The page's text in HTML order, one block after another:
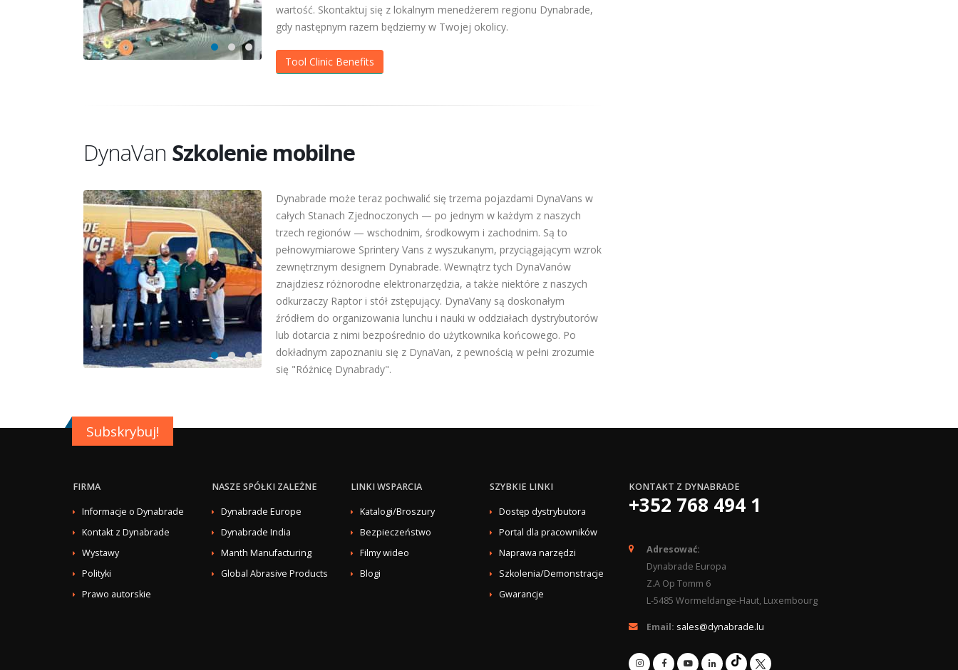
wartość. Skontaktuj się z lokalnym menedżerem regionu Dynabrade,
gdy następnym razem będziemy w Twojej okolicy.
Tool Clinic Benefits
DynaVan Szkolenie mobilne
Dynabrade może teraz pochwalić się trzema pojazdami DynaVans w
całych Stanach Zjednoczonych — po jednym w każdym z naszych
trzech regionów — wschodnim, środkowym i zachodnim. Są to
pełnowymiarowe Sprintery Vans z wyszukanym, przyciągającym wzrok
zewnętrznym designem Dynabrade. Wewnątrz tych DynaVanów
znajdziesz różnorodne elektronarzędzia, a także niektóre z naszych
odkurzaczy Raptor i stół zstępujący. DynaVany są doskonałym
źródłem do organizowania lunchu i nauki w oddziałach dystrybutorów
lub dotarcia z nimi bezpośrednio do użytkownika końcowego. Po
dokładnym zapoznaniu się z DynaVan, z pewnością w pełni zrozumie
się "Różnicę Dynabrady".
Subskrybuj!
FIRMA
Informacje o Dynabrade
Kontakt z Dynabrade
Wystawy
Polityki
Prawo autorskie
NASZE SPÓŁKI ZALEŻNE
Dynabrade Europe
Dynabrade India
Manth Manufacturing
Global Abrasive Products
LINKI WSPARCIA
Katalogi/Broszury
Bezpieczeństwo
Filmy wideo
Blogi
SZYBKIE LINKI
Dostęp dystrybutora
Portal dla pracowników
Naprawa narzędzi
Szkolenia/Demonstracje
Gwarancje
KONTAKT Z DYNABRADE
+352 768 494 1
Adresować:
Dynabrade Europa
Z.A Op Tomm 6
L-5485 Wormeldange-Haut, Luxembourg
Email: sales@dynabrade.lu